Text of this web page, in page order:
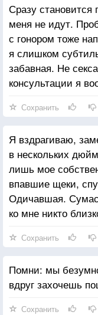
Сразу становится
меня не идут.
с гонором тоже
я слишком
забавная. Не
консультации я
Сохранить
Я вздрагиваю,
в нескольких
лишь мое
впавшие щеки,
Одичавшая.
ко мне никто
Сохранить
Помни: мы
вдруг захочешь
Сохранить